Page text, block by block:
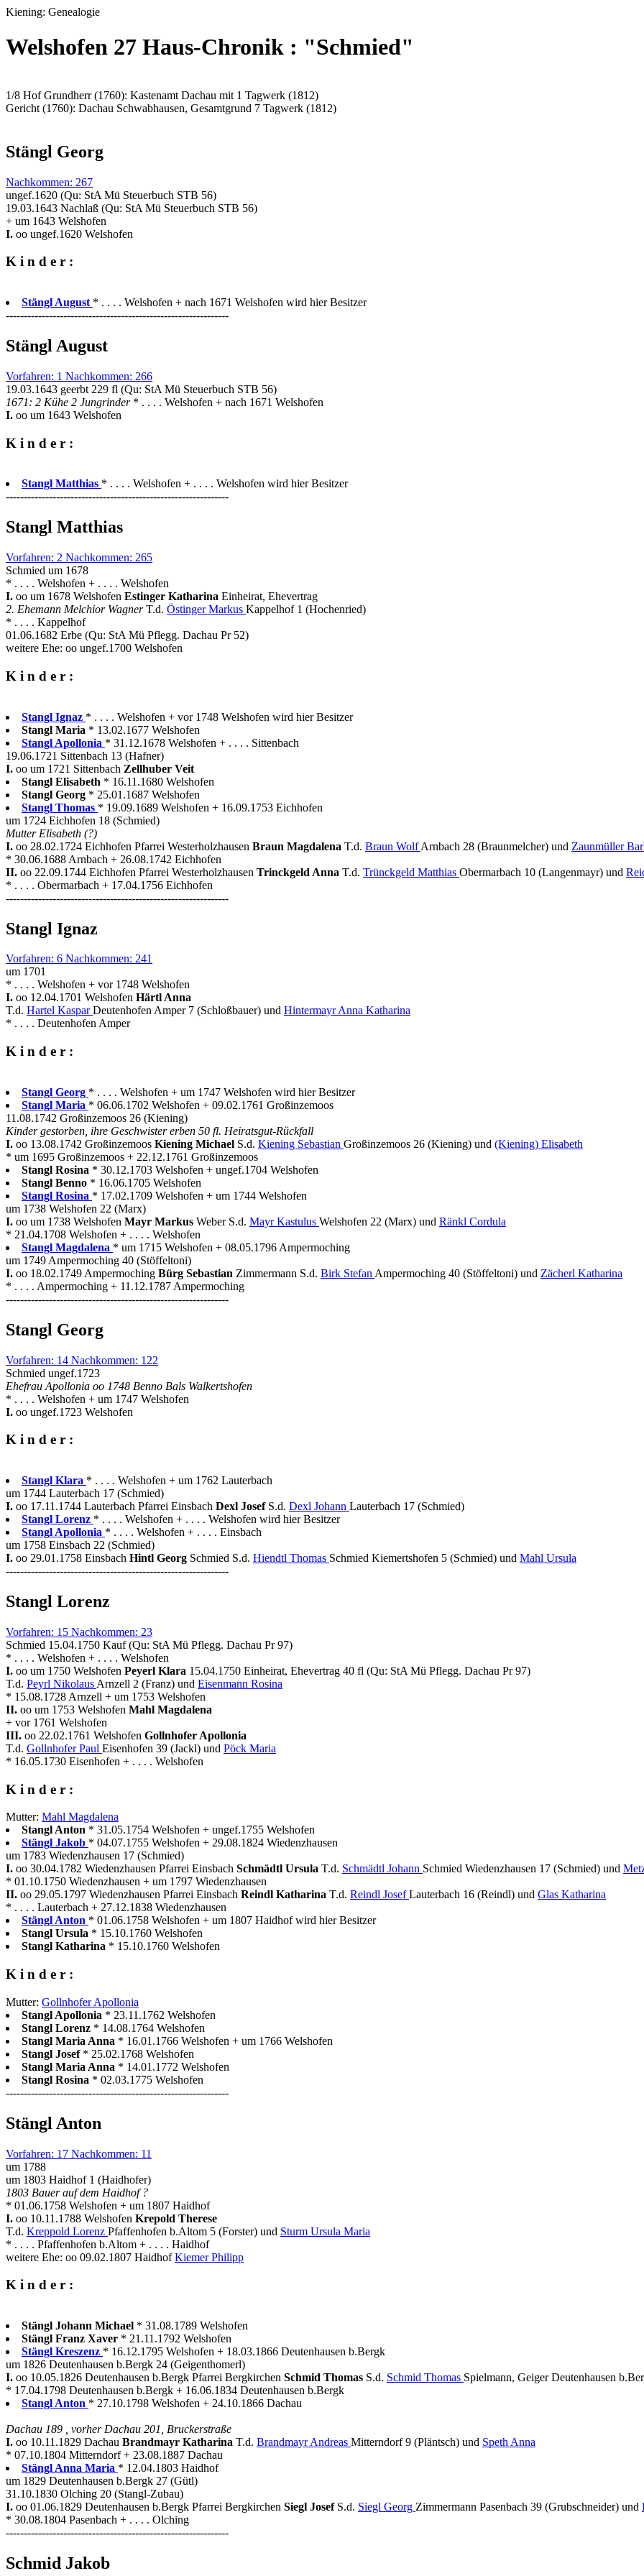
Kiening: Genealogie
Welshofen 27 Haus-Chronik : "Schmied"
1/8 Hof Grundherr (1760): Kastenamt Dachau mit 1 Tagwerk (1812)
Gericht (1760): Dachau Schwabhausen, Gesamtgrund 7 Tagwerk (1812)
Stängl Georg
Nachkommen: 267
ungef.1620 (Qu: StA Mü Steuerbuch STB 56)
19.03.1643 Nachlaß (Qu: StA Mü Steuerbuch STB 56)
+ um 1643 Welshofen
I. oo ungef.1620 Welshofen
K i n d e r :
Stängl August * . . . . Welshofen + nach 1671 Welshofen wird hier Besitzer
--------------------------------------------------------------
Stängl August
Vorfahren: 1 Nachkommen: 266
19.03.1643 geerbt 229 fl (Qu: StA Mü Steuerbuch STB 56)
1671: 2 Kühe 2 Jungrinder * . . . . Welshofen + nach 1671 Welshofen
I. oo um 1643 Welshofen
K i n d e r :
Stangl Matthias * . . . . Welshofen + . . . . Welshofen wird hier Besitzer
--------------------------------------------------------------
Stangl Matthias
Vorfahren: 2 Nachkommen: 265
Schmied um 1678
* . . . . Welshofen + . . . . Welshofen
I. oo um 1678 Welshofen Estinger Katharina Einheirat, Ehevertrag
2. Ehemann Melchior WagnerT.d. Östinger Markus Kappelhof 1 (Hochenried)
* . . . . Kappelhof
01.06.1682 Erbe (Qu: StA Mü Pflegg. Dachau Pr 52)
weitere Ehe: oo ungef.1700 Welshofen
K i n d e r :
Stangl Ignaz * . . . . Welshofen + vor 1748 Welshofen wird hier Besitzer
Stangl Maria * 13.02.1677 Welshofen
Stangl Apollonia * 31.12.1678 Welshofen + . . . . Sittenbach
19.06.1721 Sittenbach 13 (Hafner)
I. oo um 1721 Sittenbach Zellhuber Veit
Stangl Elisabeth * 16.11.1680 Welshofen
Stangl Georg * 25.01.1687 Welshofen
Stangl Thomas * 19.09.1689 Welshofen + 16.09.1753 Eichhofen
um 1724 Eichhofen 18 (Schmied)
Mutter Elisabeth (?)
I. oo 28.02.1724 Eichhofen Pfarrei Westerholzhausen Braun Magdalena T.d. Braun WolfArnbach 28 (Braunmelcher) und Zaunmüller
* 30.06.1688 Arnbach + 26.08.1742 Eichhofen
II. oo 22.09.1744 Eichhofen Pfarrei Westerholzhausen Trinckgeld Anna T.d. Trünckgeld Matthias Obermarbach 10 (Langenmayr) und
* . . . . Obermarbach + 17.04.1756 Eichhofen
--------------------------------------------------------------
Stangl Ignaz
Vorfahren: 6 Nachkommen: 241
um 1701
* . . . . Welshofen + vor 1748 Welshofen
I. oo 12.04.1701 Welshofen Härtl Anna
T.d. Hartel KasparDeutenhofen Amper 7 (Schloßbauer) und Hintermayr Anna Katharina
* . . . . Deutenhofen Amper
K i n d e r :
Stangl Georg * . . . . Welshofen + um 1747 Welshofen wird hier Besitzer
Stangl Maria * 06.06.1702 Welshofen + 09.02.1761 Großinzemoos
11.08.1742 Großinzemoos 26 (Kiening)
Kinder gestorben, ihre Geschwister erben 50 fl. Heiratsgut-Rückfall
I. oo 13.08.1742 Großinzemoos Kiening Michael S.d. Kiening Sebastian Großinzemoos 26 (Kiening) und (Kiening) Elisabeth
* um 1695 Großinzemoos + 22.12.1761 Großinzemoos
Stangl Rosina * 30.12.1703 Welshofen + ungef.1704 Welshofen
Stangl Benno * 16.06.1705 Welshofen
Stangl Rosina * 17.02.1709 Welshofen + um 1744 Welshofen
um 1738 Welshofen 22 (Marx)
I. oo um 1738 Welshofen Mayr Markus Weber S.d. Mayr Kastulus Welshofen 22 (Marx) und Ränkl Cordula
* 21.04.1708 Welshofen + . . . . Welshofen
Stangl Magdalena * um 1715 Welshofen + 08.05.1796 Ampermoching
um 1749 Ampermoching 40 (Stöffeltoni)
I. oo 18.02.1749 Ampermoching Bürg Sebastian Zimmermann S.d. Birk Stefan Ampermoching 40 (Stöffeltoni) und Zächerl Katharina
* . . . . Ampermoching + 11.12.1787 Ampermoching
--------------------------------------------------------------
Stangl Georg
Vorfahren: 14 Nachkommen: 122
Schmied ungef.1723
Ehefrau Apollonia oo 1748 Benno Bals Walkertshofen
* . . . . Welshofen + um 1747 Welshofen
I. oo ungef.1723 Welshofen
K i n d e r :
Stangl Klara * . . . . Welshofen + um 1762 Lauterbach
um 1744 Lauterbach 17 (Schmied)
I. oo 17.11.1744 Lauterbach Pfarrei Einsbach Dexl Josef S.d. Dexl Johann Lauterbach 17 (Schmied)
Stangl Lorenz * . . . . Welshofen + . . . . Welshofen wird hier Besitzer
Stangl Apollonia * . . . . Welshofen + . . . . Einsbach
um 1758 Einsbach 22 (Schmied)
I. oo 29.01.1758 Einsbach Hintl Georg Schmied S.d. Hiendtl Thomas Schmied Kiemertshofen 5 (Schmied) und Mahl Ursula
--------------------------------------------------------------
Stangl Lorenz
Vorfahren: 15 Nachkommen: 23
Schmied 15.04.1750 Kauf (Qu: StA Mü Pflegg. Dachau Pr 97)
* . . . . Welshofen + . . . . Welshofen
I. oo um 1750 Welshofen Peyerl Klara 15.04.1750 Einheirat, Ehevertrag 40 fl (Qu: StA Mü Pflegg. Dachau Pr 97)
T.d. Peyrl Nikolaus Arnzell 2 (Franz) und Eisenmann Rosina
* 15.08.1728 Arnzell + um 1753 Welshofen
II. oo um 1753 Welshofen Mahl Magdalena
+ vor 1761 Welshofen
III. oo 22.02.1761 Welshofen Gollnhofer Apollonia
T.d. Gollnhofer Paul Eisenhofen 39 (Jackl) und Pöck Maria
* 16.05.1730 Eisenhofen + . . . . Welshofen
K i n d e r :
Mutter: Mahl Magdalena
Stangl Anton * 31.05.1754 Welshofen + ungef.1755 Welshofen
Stängl Jakob * 04.07.1755 Welshofen + 29.08.1824 Wiedenzhausen
um 1783 Wiedenzhausen 17 (Schmied)
I. oo 30.04.1782 Wiedenzhausen Pfarrei Einsbach Schmädtl Ursula T.d. Schmädtl Johann Schmied Wiedenzhausen 17 (Schmied) und
* 01.10.1750 Wiedenzhausen + um 1797 Wiedenzhausen
II. oo 29.05.1797 Wiedenzhausen Pfarrei Einsbach Reindl Katharina T.d. Reindl JosefLauterbach 16 (Reindl) und Glas Katharina
* . . . . Lauterbach + 27.12.1838 Wiedenzhausen
Stängl Anton * 01.06.1758 Welshofen + um 1807 Haidhof wird hier Besitzer
Stangl Ursula * 15.10.1760 Welshofen
Stangl Katharina * 15.10.1760 Welshofen
K i n d e r :
Mutter: Gollnhofer Apollonia
Stangl Apollonia * 23.11.1762 Welshofen
Stangl Lorenz * 14.08.1764 Welshofen
Stangl Maria Anna * 16.01.1766 Welshofen + um 1766 Welshofen
Stangl Josef * 25.02.1768 Welshofen
Stangl Maria Anna * 14.01.1772 Welshofen
Stangl Rosina * 02.03.1775 Welshofen
--------------------------------------------------------------
Stängl Anton
Vorfahren: 17 Nachkommen: 11
um 1788
um 1803 Haidhof 1 (Haidhofer)
1803 Bauer auf dem Haidhof ?
* 01.06.1758 Welshofen + um 1807 Haidhof
I. oo 10.11.1788 Welshofen Krepold Therese
T.d. Kreppold Lorenz Pfaffenhofen b.Altom 5 (Forster) und Sturm Ursula Maria
* . . . . Pfaffenhofen b.Altom + . . . . Haidhof
weitere Ehe: oo 09.02.1807 HaidhofKiemer Philipp
K i n d e r :
Stängl Johann Michael * 31.08.1789 Welshofen
Stängl Franz Xaver * 21.11.1792 Welshofen
Stängl Kreszenz * 16.12.1795 Welshofen + 18.03.1866 Deutenhausen b.Bergk
um 1826 Deutenhausen b.Bergk 24 (Geigenthomerl)
I. oo 10.05.1826 Deutenhausen b.Bergk Pfarrei Bergkirchen Schmid Thomas S.d. Schmid Thomas Spielmann, Geiger Deutenhausen
* 17.04.1798 Deutenhausen b.Bergk + 16.06.1834 Deutenhausen b.Bergk
Stangl Anton * 27.10.1798 Welshofen + 24.10.1866 Dachau
Dachau 189 , vorher Dachau 201, Bruckerstraße
I. oo 10.11.1829 Dachau Brandmayr Katharina T.d. Brandmayr Andreas Mitterndorf 9 (Pläntsch) und Speth Anna
* 07.10.1804 Mitterndorf + 23.08.1887 Dachau
Stängl Anna Maria * 12.04.1803 Haidhof
um 1829 Deutenhausen b.Bergk 27 (Gütl)
31.10.1830 Olching 20 (Stangl-Zubau)
I. oo 01.06.1829 Deutenhausen b.Bergk Pfarrei Bergkirchen Siegl Josef S.d. Siegl Georg Zimmermann Pasenbach 39 (Grubschneider) und
* 30.08.1804 Pasenbach + . . . . Olching
--------------------------------------------------------------
Schmid Jakob